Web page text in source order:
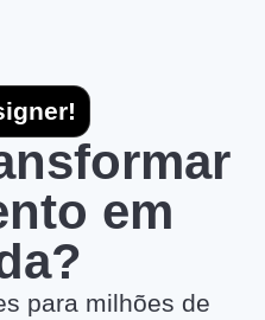
em
para milhões de